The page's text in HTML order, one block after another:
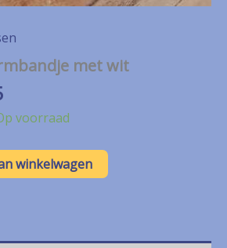
met wit
Huidige
prijs
is:
€ 2,25.
voorraad
winkelwagen